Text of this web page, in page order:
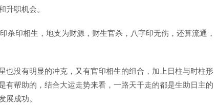
升职机会。
杀印相生，地支为财源，财生官杀，八字印无伤，还算流通，
也没有明显的冲克，又有官印相生的组合，加上日柱与时柱形
有帮助的，结合大运走势来看，一路天干走的都是生助日主的
展成功。